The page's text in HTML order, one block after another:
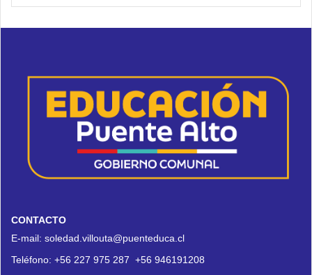
CONTACTO
E-mail: soledad.villouta@puenteduca.cl
Teléfono: +56 227 975 287 +56 946191208